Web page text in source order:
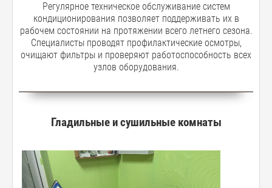
Регулярное техническое обслуживание систем
кондиционирования позволяет поддерживать их в
рабочем состоянии на протяжении всего летнего сезона.
Специалисты проводят профилактические осмотры,
очищают фильтры и проверяют работоспособность всех
узлов оборудования.
Гладильные и сушильные комнаты